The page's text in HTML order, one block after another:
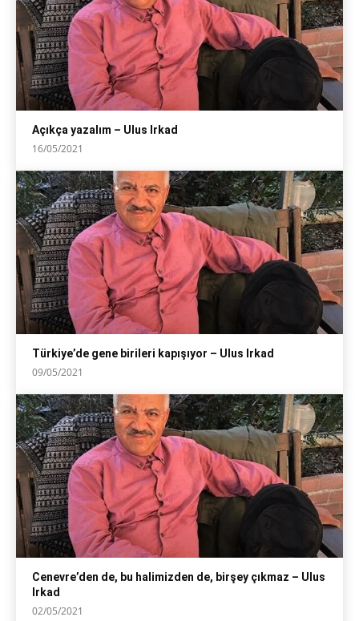
Açıkça yazalım – Ulus Irkad
16/05/2021
Türkiye’de gene birileri kapışıyor – Ulus Irkad
09/05/2021
Cenevre’den de, bu halimizden de, birşey çıkmaz – Ulus
Irkad
02/05/2021